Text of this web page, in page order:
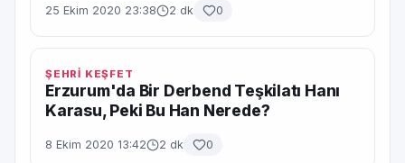
25 Ekim 2020 23:38 2 dk 0
ŞEHRİ KEŞFET
Erzurum'da Bir Derbend Teşkilatı Hanı
Karasu, Peki Bu Han Nerede?
8 Ekim 2020 13:42 2 dk 0